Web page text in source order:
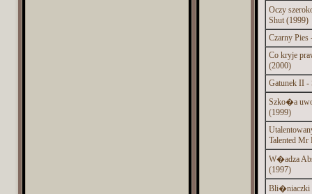
Oczy
Shut (1999)
Czarny
Co kryje
(2000)
Gatunek II -
Szko�a
(1999)
Talented Mr
W�adza
(1997)
Bli�niaczki